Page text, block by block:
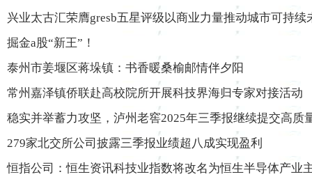
兴业太古汇荣膺gresb五星评级以商业力量推动城市可持续
掘金a股“新王”！
泰州市姜堰区蒋垛镇：书香暖桑榆邮情伴夕阳
常州嘉泽镇侨联赴高校院所开展科技界海归专家对接活动
稳实并举蓄力攻坚，泸州老窖2025年三季报继续提交高质
279家北交所公司披露三季报业绩超八成实现盈利
恒指公司：恒生资讯科技业指数将改名为恒生半导体产业